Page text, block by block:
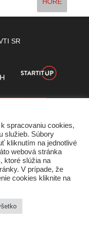
SR
Štatút súťaží
spracovaniu cookies,
služieb. Súbory
kliknutím na jednotlivé
webová stránka
ktoré slúžia na
V prípade, že
cookies kliknite na